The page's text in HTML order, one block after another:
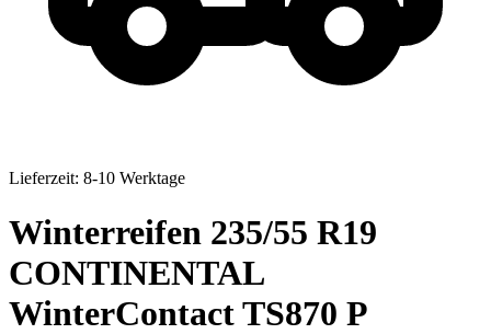
Lieferzeit: 8-10 Werktage
Winterreifen 235/55 R19
CONTINENTAL
WinterContact TS870 P